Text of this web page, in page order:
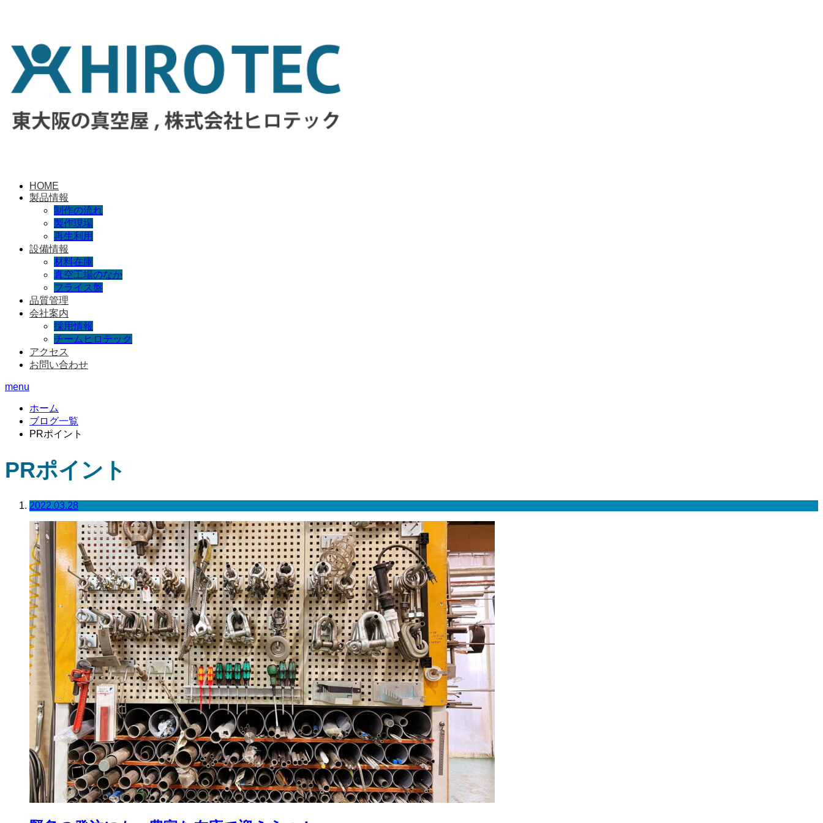
HOME
製品情報
制作の流れ
製作現場
再生利用
設備情報
材料在庫
真空工場のなか
フライス盤
品質管理
会社案内
採用情報
チームヒロテック
アクセス
お問い合わせ
menu
ホーム
ブログ一覧
PRポイント
PRポイント
2022.03.28